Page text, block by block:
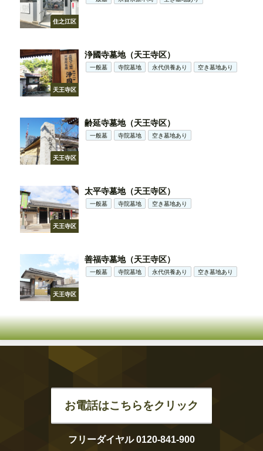
住之江区
天王寺区
浄國寺墓地（天王寺区）
一般墓 寺院墓地 永代供養あり 空き墓地あり
天王寺区
齢延寺墓地（天王寺区）
一般墓 寺院墓地 空き墓地あり
天王寺区
太平寺墓地（天王寺区）
一般墓 寺院墓地 空き墓地あり
天王寺区
善福寺墓地（天王寺区）
一般墓 寺院墓地 永代供養あり 空き墓地あり
お電話はこちらをクリック
フリーダイヤル 0120-841-900